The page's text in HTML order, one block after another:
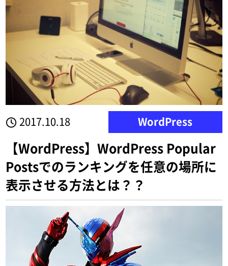
2017.10.18 WordPress
【WordPress】WordPress Popular
Postsでのランキングを任意の場所に
表示させる方法とは？？